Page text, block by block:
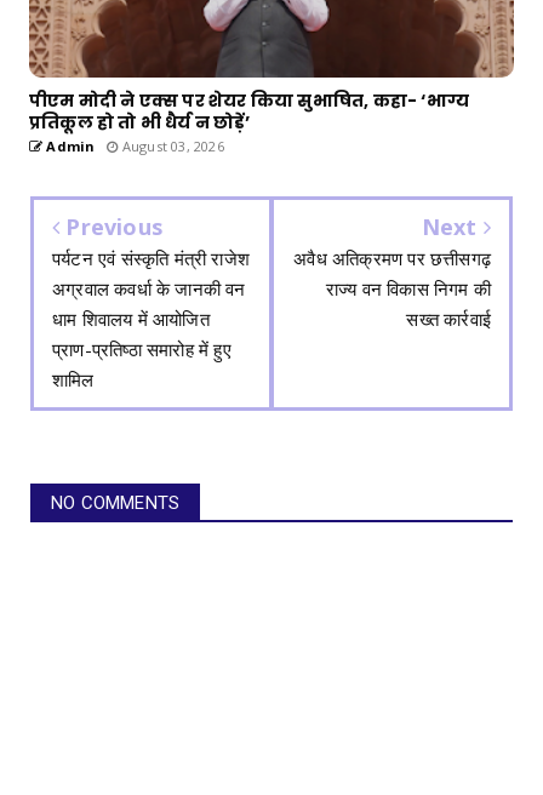
पीएम मोदी ने एक्स पर शेयर किया सुभाषित, कहा- ‘भाग्य
प्रतिकूल हो तो भी धैर्य न छोड़ें’
Admin August 03, 2026
Previous
पर्यटन एवं संस्कृति मंत्री राजेश
अग्रवाल कवर्धा के जानकी वन
धाम शिवालय में आयोजित
प्राण-प्रतिष्ठा समारोह में हुए
शामिल
Next
अवैध अतिक्रमण पर छत्तीसगढ़
राज्य वन विकास निगम की
सख्त कार्रवाई
NO COMMENTS